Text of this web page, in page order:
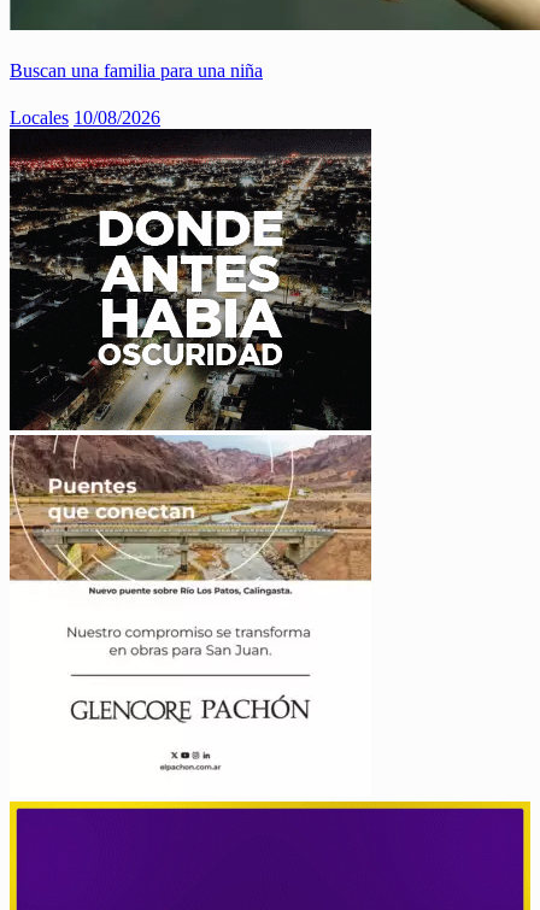
Buscan una familia para una niña
Locales 10/08/2026